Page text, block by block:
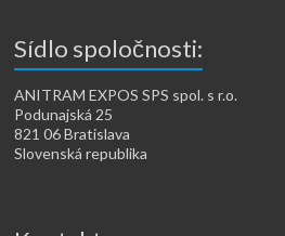
Sídlo spoločnosti:
ANITRAM EXPOS SPS spol. s r.o.
Podunajská 25
821 06 Bratislava
Slovenská republika